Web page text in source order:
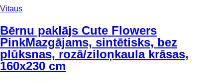
Vitaus
Bērnu paklājs Cute Flowers
PinkMazgājams, sintētisks, bez
plūksnas, rozā/ziloņkaula krāsas,
160x230 cm